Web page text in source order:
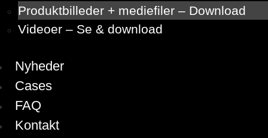
Produktbilleder + mediefiler – Download
Videoer – Se & download
Nyheder
Cases
FAQ
Kontakt